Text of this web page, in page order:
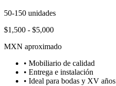
50-150 unidades
$1,500 - $5,000
MXN aproximado
• Mobiliario de calidad
• Entrega e instalación
• Ideal para bodas y XV años